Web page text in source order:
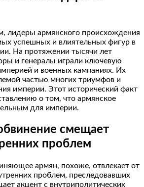
лидеры армянского происхождения
успешных и влиятельных фигур в
На протяжении тысячи лет
и генералы играли ключевую
и военных кампаниях. Их
частью многих триумфов и
империи. Этот исторический факт
о том, что армянское
для империи.
смещает
проблем
армян, похоже, отвлекает от
проблем, преследовавших
акцент с внутриполитических